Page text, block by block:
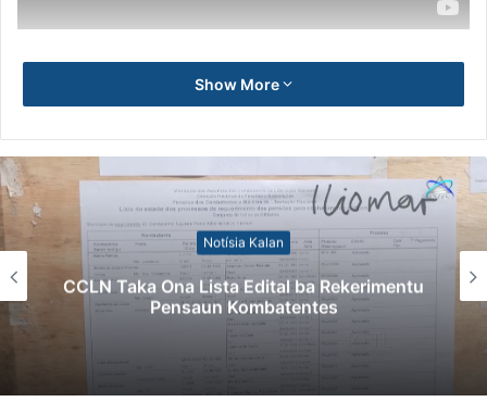
Show More
Notísia Kalan
CCLN Taka Ona Lista Edital ba Rekerimentu
Pensaun Kombatentes